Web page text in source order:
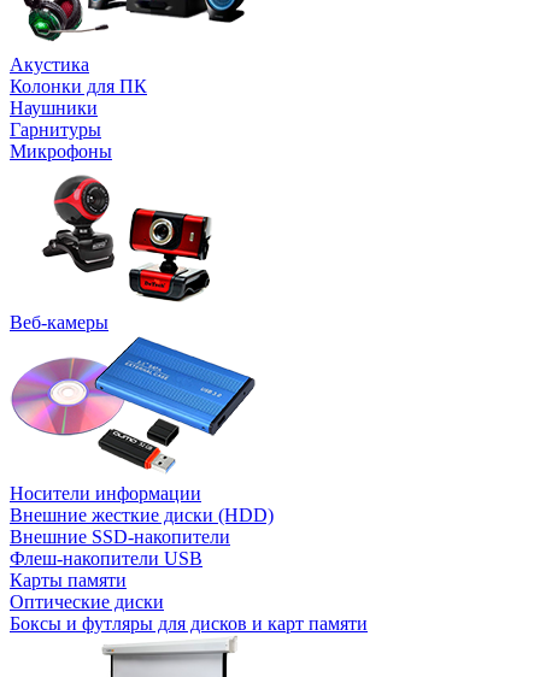
Акустика
Колонки для ПК
Наушники
Гарнитуры
Микрофоны
Веб-камеры
Носители информации
Внешние жесткие диски (HDD)
Внешние SSD-накопители
Флеш-накопители USB
Карты памяти
Оптические диски
Боксы и футляры для дисков и карт памяти